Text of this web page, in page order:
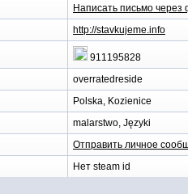
Написать письмо через
http://stavkujeme.info
911195828
overratedreside
Polska, Kozienice
malarstwo, Języki
Отправить личное
Нет steam id